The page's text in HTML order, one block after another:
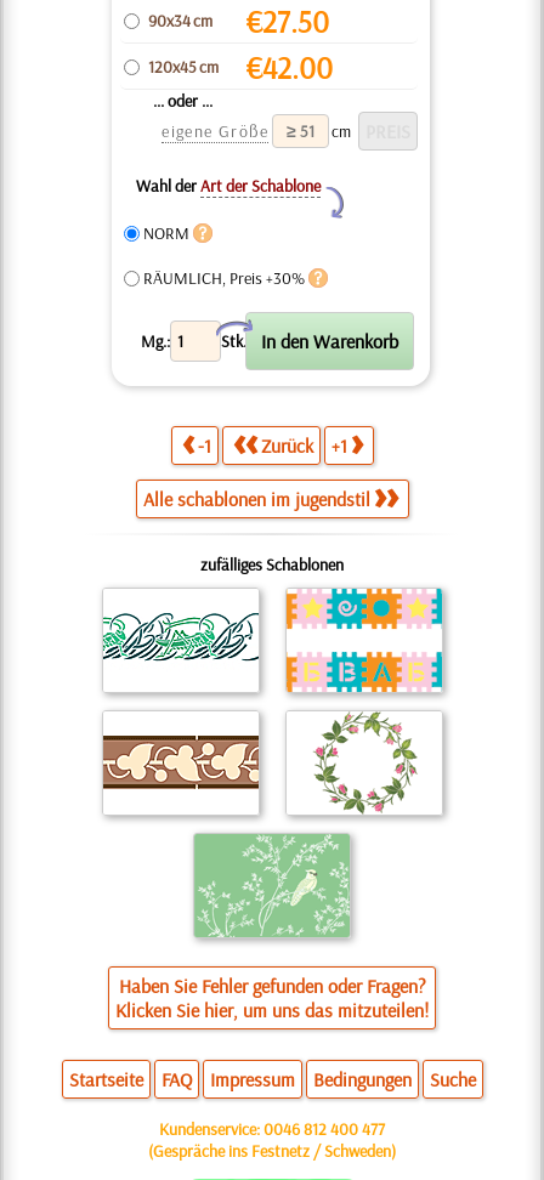
90x34 cm €27.50
120x45 cm €42.00
... oder ...
eigene Größe
cm
Wahl derArt der Schablone
Y
NORM
RÄUMLICH, Preis +30%
Mg.: Stk.
X
-1 Zurück +1
Alle schablonen im jugendstil
zufälliges Schablonen
Haben Sie Fehler gefunden oder Fragen?
Klicken Sie hier, um uns das mitzuteilen!
Startseite FAQ Impressum Bedingungen Suche
Kundenservice:0046 812 400 477
(Gespräche ins Festnetz / Schweden)